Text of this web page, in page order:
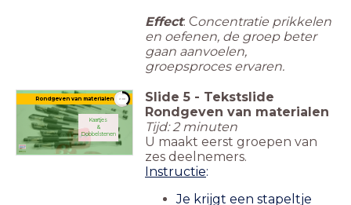
Effect: Concentratie prikkelen
en oefenen, de groep beter
gaan aanvoelen,
groepsproces ervaren.
Rondgeven van materialen 2:00
Kaartjes
&
Dobbelstenen
Slide 5 - Tekstslide
Rondgeven van materialen
Tijd: 2 minuten
U maakt eerst groepen van
zes deelnemers.
Instructie:
Je krijgt een stapeltje